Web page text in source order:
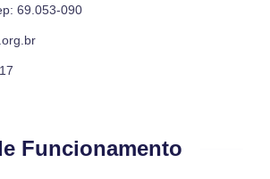
69.053-090
Funcionamento